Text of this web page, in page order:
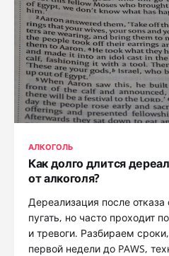
АЛКОГОЛЬ
Как долго длится
от алкоголя?
Дереализация после
пугать, но часто проходит
и тревоги. Разбираем
первой недели до PAWS,